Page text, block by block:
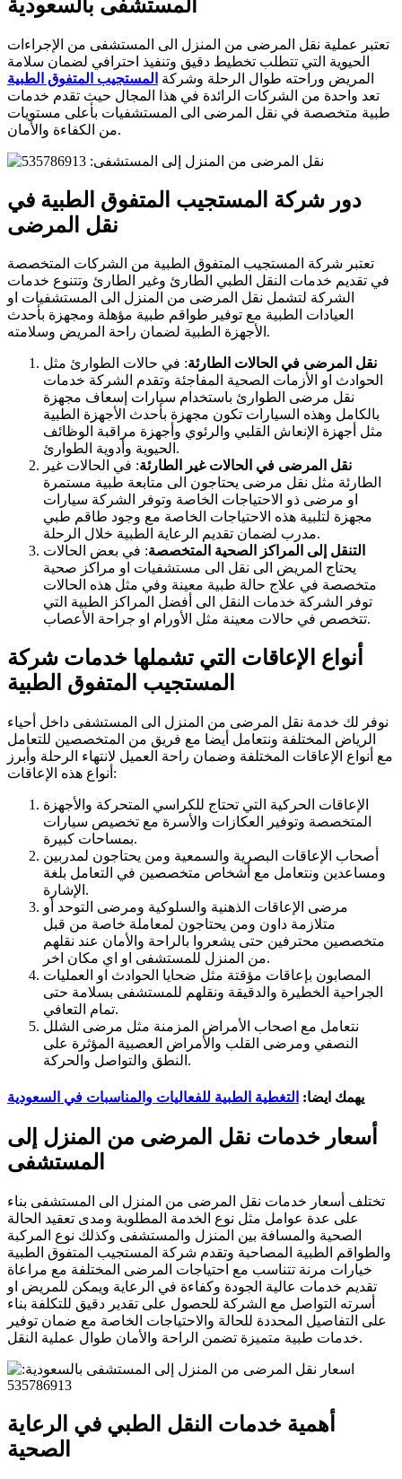
المستشفى بالسعودية
تعتبر عملية نقل المرضى من المنزل الى المستشفى من الإجراءات
الحيوية التي تتطلب تخطيط دقيق وتنفيذ احترافي لضمان سلامة
المريض وراحته طوال الرحلة وشركة المستجيب المتفوق الطبية
تعد واحدة من الشركات الرائدة في هذا المجال حيث تقدم خدمات
طبية متخصصة في نقل المرضى الى المستشفيات بأعلى مستويات
من الكفاءة والأمان.
دور شركة المستجيب المتفوق الطبية في
نقل المرضى
تعتبر شركة المستجيب المتفوق الطبية من الشركات المتخصصة
في تقديم خدمات النقل الطبي الطارئ وغير الطارئ وتتنوع خدمات
الشركة لتشمل نقل المرضى من المنزل الى المستشفيات او
العيادات الطبية مع توفير طواقم طبية مؤهلة ومجهزة بأحدث
الأجهزة الطبية لضمان راحة المريض وسلامته.
نقل المرضى في الحالات الطارئة: في حالات الطوارئ مثل
الحوادث او الأزمات الصحية المفاجئة وتقدم الشركة خدمات
نقل مرضى الطوارئ باستخدام سيارات إسعاف مجهزة
بالكامل وهذه السيارات تكون مجهزة بأحدث الأجهزة الطبية
مثل أجهزة الإنعاش القلبي والرئوي وأجهزة مراقبة الوظائف
الحيوية وأدوية الطوارئ.
نقل المرضى في الحالات غير الطارئة: في الحالات غير
الطارئة مثل نقل مرضى يحتاجون الى متابعة طبية مستمرة
او مرضى ذو الاحتياجات الخاصة وتوفر الشركة سيارات
مجهزة لتلبية هذه الاحتياجات الخاصة مع وجود طاقم طبي
مدرب لضمان تقديم الرعاية الطبية خلال الرحلة.
التنقل إلى المراكز الصحية المتخصصة: في بعض الحالات
يحتاج المريض الى نقل الى مستشفيات او مراكز صحية
متخصصة في علاج حالة طبية معينة وفي مثل هذه الحالات
توفر الشركة خدمات النقل الى أفضل المراكز الطبية التي
تتخصص في حالات معينة مثل الأورام او جراحة الأعصاب.
أنواع الإعاقات التي تشملها خدمات شركة
المستجيب المتفوق الطبية
نوفر لك خدمة نقل المرضى من المنزل الى المستشفى داخل أحياء
الرياض المختلفة ونتعامل أيضا مع فريق من المتخصصين للتعامل
مع أنواع الإعاقات المختلفة وضمان راحة العميل لانتهاء الرحلة وأبرز
أنواع هذه الإعاقات:
الإعاقات الحركية التي تحتاج للكراسي المتحركة والأجهزة
المتخصصة وتوفير العكازات والأسرة مع تخصيص سيارات
بمساحات كبيرة.
أصحاب الإعاقات البصرية والسمعية ومن يحتاجون لمدربين
ومساعدين ونتعامل مع أشخاص متخصصين في التعامل بلغة
الإشارة.
مرضى الإعاقات الذهنية والسلوكية ومرضى التوحد أو
متلازمة داون ومن يحتاجون لمعاملة خاصة من قبل
متخصصين محترفين حتى يشعروا بالراحة والأمان عند نقلهم
من المنزل للمستشفى او اي مكان اخر.
المصابون بإعاقات مؤقتة مثل ضحايا الحوادث او العمليات
الجراحية الخطيرة والدقيقة ونقلهم للمستشفى بسلامة حتى
تمام التعافي.
نتعامل مع اصحاب الأمراض المزمنة مثل مرضى الشلل
النصفي ومرضى القلب والأمراض العصبية المؤثرة على
النطق والتواصل والحركة.
يهمك ايضا: التغطية الطبية للفعاليات والمناسبات في السعودية
أسعار خدمات نقل المرضى من المنزل إلى
المستشفى
تختلف أسعار خدمات نقل المرضى من المنزل الى المستشفى بناء
على عدة عوامل مثل نوع الخدمة المطلوبة ومدى تعقيد الحالة
الصحية والمسافة بين المنزل والمستشفى وكذلك نوع المركبة
والطواقم الطبية المصاحبة وتقدم شركة المستجيب المتفوق الطبية
خيارات مرنة تتناسب مع احتياجات المرضى المختلفة مع مراعاة
تقديم خدمات عالية الجودة وكفاءة في الرعاية ويمكن للمريض او
أسرته التواصل مع الشركة للحصول على تقدير دقيق للتكلفة بناء
على التفاصيل المحددة للحالة والاحتياجات الخاصة مع ضمان توفير
خدمات طبية متميزة تضمن الراحة والأمان طوال عملية النقل.
أهمية خدمات النقل الطبي في الرعاية
الصحية